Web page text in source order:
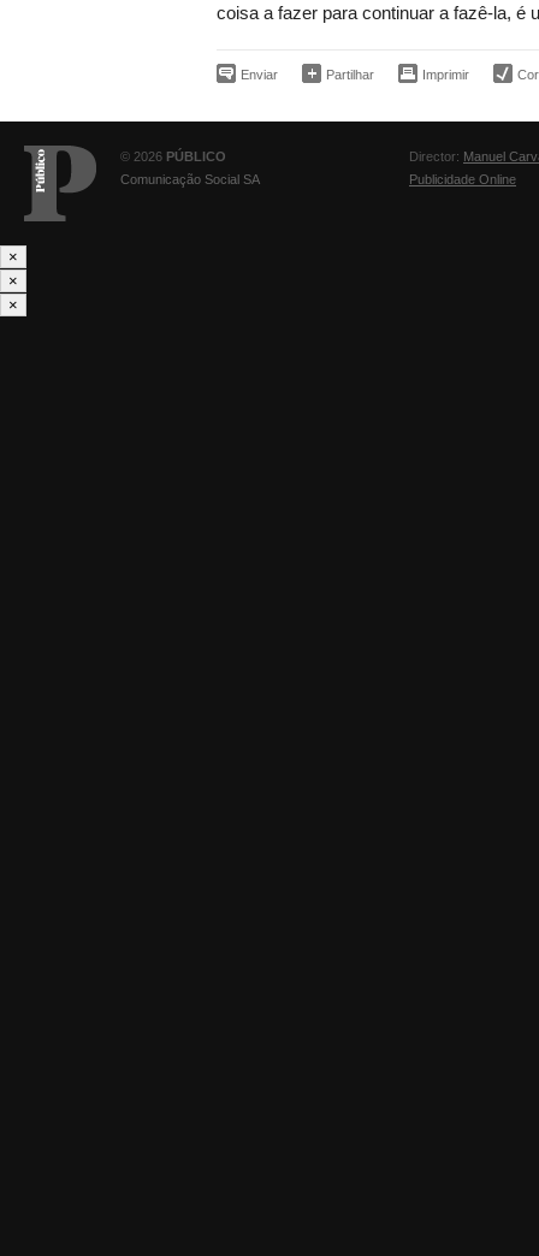
coisa a fazer para continuar a fazê-la, é
Enviar Partilhar Imprimir
© 2026 PÚBLICO
Comunicação Social SA
Director: Manuel
Publicidade Online
×
×
×